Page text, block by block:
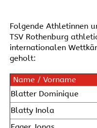
Folgende Athletinnen
TSV Rothenburg
internationalen
geholt:
Name / Vorname
Blatter Dominique
Blatty Inola